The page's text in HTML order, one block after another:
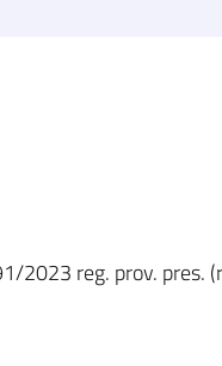
2023 reg. prov. pres.